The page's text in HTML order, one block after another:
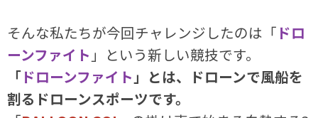
そんな私たちが今回チャレンジしたのは「 ドロ
ーンファイト 」という新しい競技です。
「ドローンファイト 」とは、ドローンで風船を
割るドローンスポーツです。